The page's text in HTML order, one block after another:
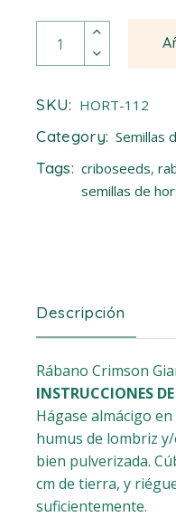
Rábano Crimson
SKU: HORT-112
Category: Semillas
Tags: criboseeds,
semillas de
Descripción
Rábano Crimson
INSTRUCCIONES
Hágase almácigo
humus de lombriz
bien pulverizada.
cm de tierra, y
suficientemente.